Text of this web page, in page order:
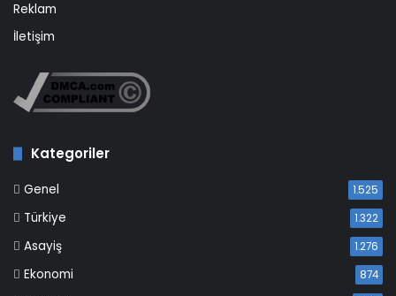
Reklam
İletişim
Kategoriler
Genel 1.525
Türkiye 1.322
Asayiş 1.276
Ekonomi 874